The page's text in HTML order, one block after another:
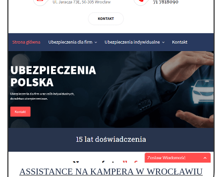
ASSISTANCE NA KAMPERA W WROCŁAWIU